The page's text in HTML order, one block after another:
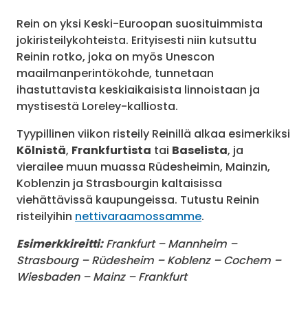
Rein on yksi Keski-Euroopan suosituimmista
jokiristeilykohteista. Erityisesti niin kutsuttu
Reinin rotko, joka on myös Unescon
maailmanperintökohde, tunnetaan
ihastuttavista keskiaikaisista linnoistaan ja
mystisestä Loreley-kalliosta.
Tyypillinen viikon risteily Reinillä alkaa esimerkiksi
Kölnistä, Frankfurtista tai Baselista, ja
vierailee muun muassa Rüdesheimin, Mainzin,
Koblenzin ja Strasbourgin kaltaisissa
viehättävissä kaupungeissa. Tutustu Reinin
risteilyihin nettivaraamossamme.
Esimerkkireitti:Frankfurt – Mannheim –
Strasbourg – Rüdesheim – Koblenz – Cochem –
Wiesbaden – Mainz – Frankfurt